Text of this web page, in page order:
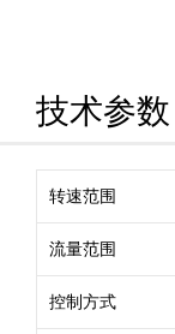
技术参数
转速范围
流量范围
控制方式